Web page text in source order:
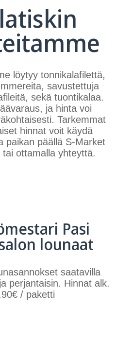
löytyy tonnikalafilettä,
savustettuja
sekä tuontikalaa.
ja hinta voi
Tarkemmat
hinnat voit käydä
paikan päällä S-Market
tai ottamalla yhteyttä.
Pasi
lounaat
saatavilla
perjantaisin. Hinnat alk.
/ paketti